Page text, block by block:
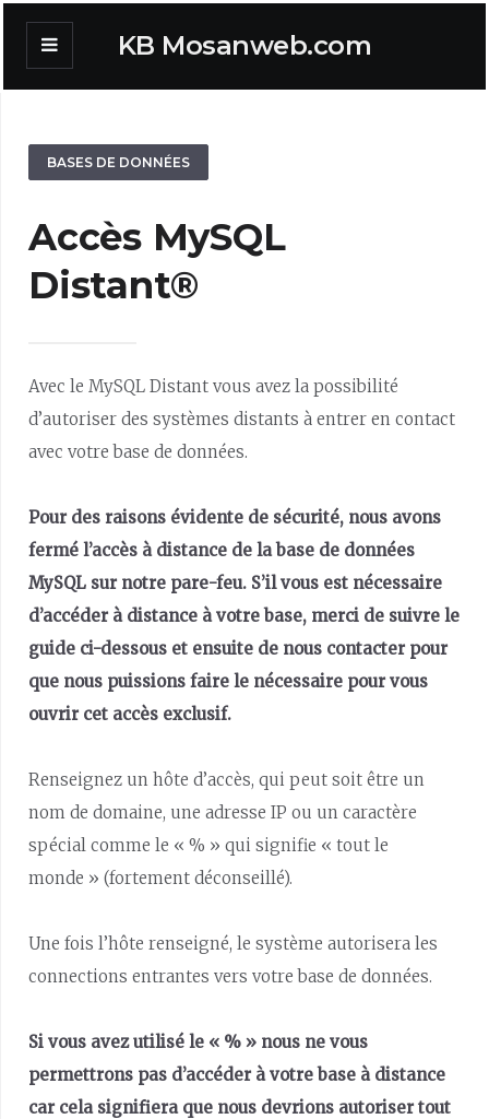
KB Mosanweb.com
BASES DE DONNÉES
Accès MySQL
Distant®
Avec le MySQL Distant vous avez la possibilité
d’autoriser des systèmes distants à entrer en contact
avec votre base de données.
Pour des raisons évidente de sécurité, nous avons
fermé l’accès à distance de la base de données
MySQL sur notre pare-feu. S’il vous est nécessaire
d’accéder à distance à votre base, merci de suivre le
guide ci-dessous et ensuite de nous contacter pour
que nous puissions faire le nécessaire pour vous
ouvrir cet accès exclusif.
Renseignez un hôte d’accès, qui peut soit être un
nom de domaine, une adresse IP ou un caractère
spécial comme le « % » qui signifie « tout le
monde » (fortement déconseillé).
Une fois l’hôte renseigné, le système autorisera les
connections entrantes vers votre base de données.
Si vous avez utilisé le « % » nous ne vous
permettrons pas d’accéder à votre base à distance
car cela signifiera que nous devrions autoriser tout